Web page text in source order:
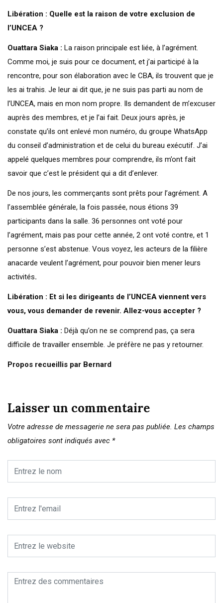
Libération : Quelle est la raison de votre exclusion de
l’UNCEA ?
Ouattara Siaka : La raison principale est liée, à l’agrément.
Comme moi, je suis pour ce document, et j’ai participé à la
rencontre, pour son élaboration avec le CBA, ils trouvent que je
les ai trahis. Je leur ai dit que, je ne suis pas parti au nom de
l’UNCEA, mais en mon nom propre. Ils demandent de m’excuser
auprès des membres, et je l’ai fait. Deux jours après, je
constate qu’ils ont enlevé mon numéro, du groupe WhatsApp
du conseil d’administration et de celui du bureau exécutif. J’ai
appelé quelques membres pour comprendre, ils m’ont fait
savoir que c’est le président qui a dit d’enlever.
De nos jours, les commerçants sont prêts pour l’agrément. A
l’assemblée générale, la fois passée, nous étions 39
participants dans la salle. 36 personnes ont voté pour
l’agrément, mais pas pour cette année, 2 ont voté contre, et 1
personne s’est abstenue. Vous voyez, les acteurs de la filière
anacarde veulent l’agrément, pour pouvoir bien mener leurs
activités.
Libération : Et si les dirigeants de l’UNCEA viennent vers
vous, vous demander de revenir. Allez-vous accepter ?
Ouattara Siaka : Déjà qu’on ne se comprend pas, ça sera
difficile de travailler ensemble. Je préfère ne pas y retourner.
Propos recueillis par Bernard
Laisser un commentaire
Votre adresse de messagerie ne sera pas publiée. Les champs
obligatoires sont indiqués avec *